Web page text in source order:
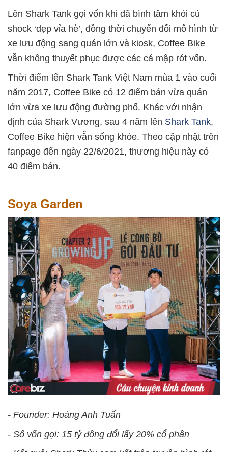
Lên Shark Tank gọi vốn khi đã bình tâm khỏi cú
shock ‘dẹp vỉa hè’, đồng thời chuyển đổi mô hình từ
xe lưu động sang quán lớn và kiosk, Coffee Bike
vẫn không thuyết phục được các cá mập rót vốn.
Thời điểm lên Shark Tank Việt Nam mùa 1 vào cuối
năm 2017, Coffee Bike có 12 điểm bán vừa quán
lớn vừa xe lưu động đường phố. Khác với nhận
định của Shark Vương, sau 4 năm lên Shark Tank,
Coffee Bike hiện vẫn sống khỏe. Theo cập nhật trên
fanpage đến ngày 22/6/2021, thương hiệu này có
40 điểm bán.
Soya Garden
- Founder: Hoàng Anh Tuấn
- Số vốn gọi: 15 tỷ đồng đổi lấy 20% cổ phần